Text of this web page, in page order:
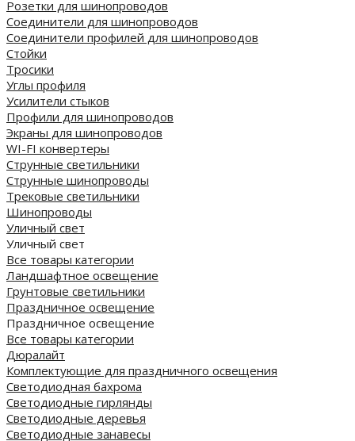
Розетки для шинопроводов
Соединители для шинопроводов
Соединители профилей для шинопроводов
Стойки
Тросики
Углы профиля
Усилители стыков
Профили для шинопроводов
Экраны для шинопроводов
WI-FI конвертеры
Струнные светильники
Струнные шинопроводы
Трековые светильники
Шинопроводы
Уличный свет
Уличный свет
Все товары категории
Ландшафтное освещение
Грунтовые светильники
Праздничное освещение
Праздничное освещение
Все товары категории
Дюралайт
Комплектующие для праздничного освещения
Светодиодная бахрома
Светодиодные гирлянды
Светодиодные деревья
Светодиодные занавесы